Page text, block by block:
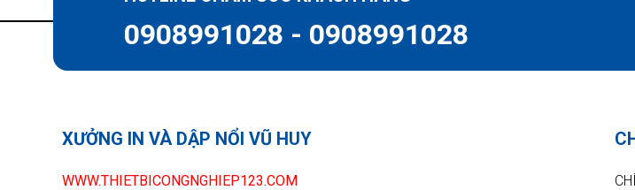
0908991028 - 0908991028
XƯỞNG IN VÀ DẬP NỔI VŨ HUY
WWW.THIETBICONGNGHIEP123.COM